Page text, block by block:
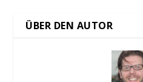
ÜBER DEN AUTOR